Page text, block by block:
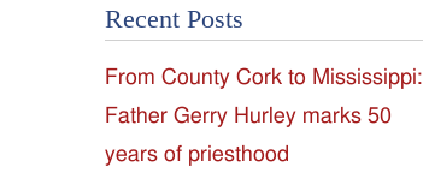
of
the
Diocese
Recent Posts
From County Cork to Mississippi:
Father Gerry Hurley marks 50
years of priesthood